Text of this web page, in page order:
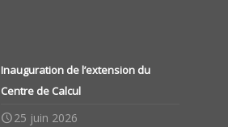
Inauguration de l’extension du
Centre de Calcul
25 juin 2026